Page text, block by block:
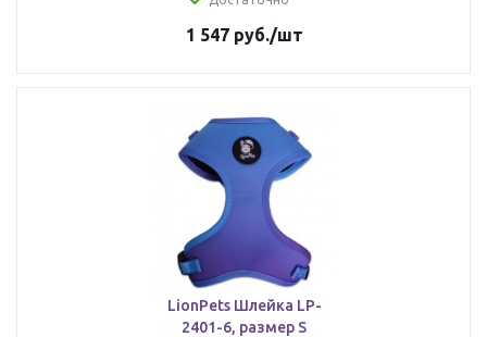
1 547руб./шт
LionPets Шлейка LP-
2401-6, размер S